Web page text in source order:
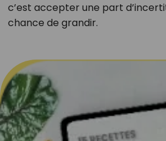
c’est accepter une part
chance de grandir.